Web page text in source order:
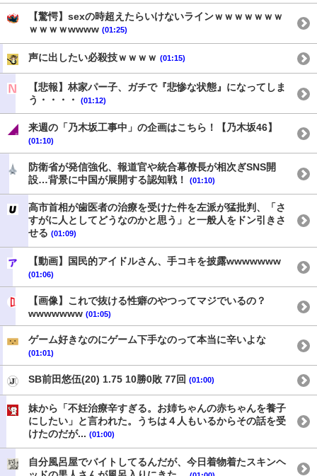
【驚愕】sexの時超えたらいけないラインｗｗｗｗｗｗｗ
ｗｗｗｗwwww (01:25)
声に出したい必殺技ｗｗｗｗ (01:15)
【悲報】林家パー子、ガチで『悲惨な状態』になってしま
う・・・・
(01:12)
来週の「乃木坂工事中」の企画はこちら！【乃木坂46】
(01:10)
防衛省が発信強化、報道官や統合幕僚長が相次ぎSNS開
設…背景に中国が展開する認知戦！
(01:10)
高市首相が歯医者の治療を受けた件を左派が猛批判、「さ
すがに人としてどうなのかと思う」と一般人をドン引きさ
せる (01:09)
【動画】国民的アイドルさん、手コキを披露wwwwwww
(01:06)
【画像】これで抜ける性癖のやつってマジでいるの？
wwwwwww (01:05)
ゲーム好きなのにゲーム下手なのって本当に辛いよな
(01:01)
SB前田悠伍(20) 1.75 10勝0敗 77回 (01:00)
妹から「不妊治療辛すぎる。お姉ちゃんの赤ちゃんを養子
にしたい」と言われた。うちは４人もいるからその話を受
けたのだが... (01:00)
自分風呂屋でバイトしてるんだが、今日着物着たスキンヘ